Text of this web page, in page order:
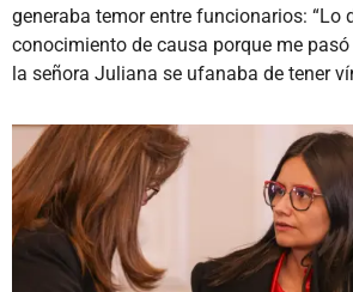
generaba temor entre funcionarios: “Lo
conocimiento de causa porque me
la señora Juliana se ufanaba de tener